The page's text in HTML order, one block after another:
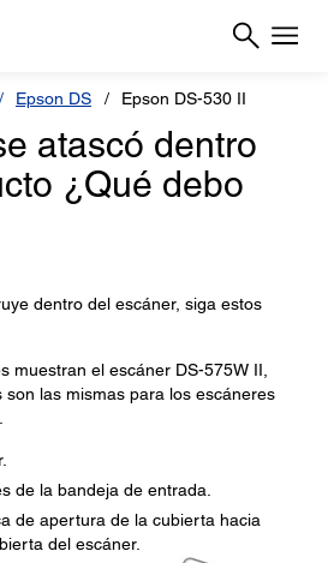
Epson DS Epson DS-530 II
atascó dentro
¿Qué debo
dentro del escáner, siga estos
muestran el escáner DS-575W II,
son las mismas para los escáneres
de la bandeja de entrada.
de apertura de la cubierta hacia
del escáner.